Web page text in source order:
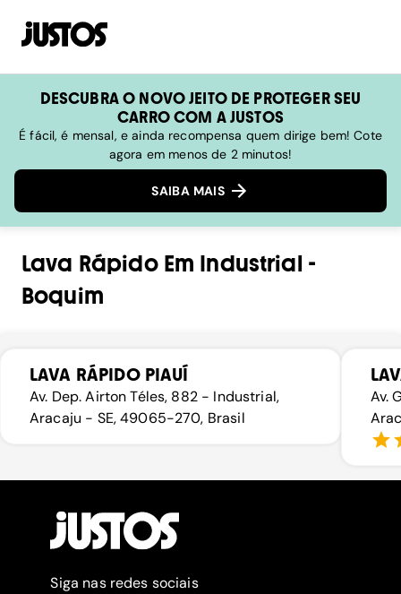
DESCUBRA O NOVO JEITO DE PROTEGER SEU
CARRO COM A JUSTOS
É fácil, é mensal, e ainda recompensa quem dirige bem! Cote
agora em menos de 2 minutos!
SAIBA MAIS
Lava RápidoEm Industrial-
Boquim
LAVA RÁPIDO PIAUÍ
Av. Dep. Airton Téles, 882 - Industrial,
Aracaju - SE, 49065-270, Brasil
Av.
Siga nas redes sociais